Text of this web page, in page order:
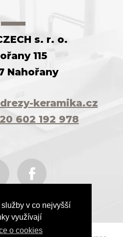
v co nejvyšší
využívají
o cookies
s. r. o.
115
Nahořany
keramika.cz
602 192 978